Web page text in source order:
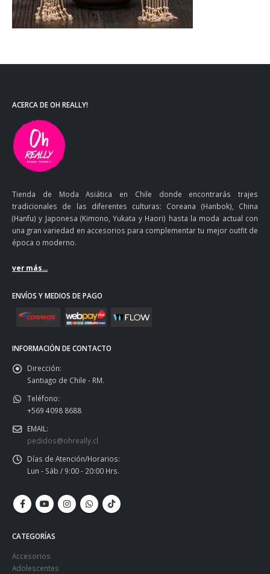
ACERCA DE OH REALLY!
Tienda de Moda Asiática en Chile donde encontrarás trajes
tradicionales de las diferentes culturas: Coreana (Hanbok), China
(Hanfu) y Japonesa (Kimono, Yukata y Haori) hasta la moda actual con
una gran variedad en accesorios para complementar tu mejor outfit de
época o moderno.
ver más...
ENVÍOS Y MEDIOS DE PAGO
INFORMACIÓN DE CONTACTO
Dirección:
Santiago de Chile - RM.
Teléfono:
+569 4098 8688
EMAIL:
pedidos@ohreally.cl
Días de Atención/Horarios:
Lun - Sáb / 9:00 - 20:00 Hrs.
CATEGORÍAS
Accesorios
Adolescentes